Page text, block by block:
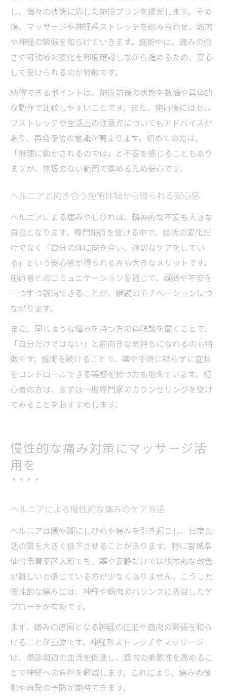
し、個々の状態に応じた施術プランを提案します。その
後、マッサージや神経系ストレッチを組み合わせ、筋肉
や神経の緊張を和らげていきます。施術中は、痛みの強
さや可動域の変化を都度確認しながら進めるため、安心
して受けられるのが特徴です。
納得できるポイントは、施術前後の状態を数値や具体的
な動作で比較しやすいことです。また、施術後にはセル
フストレッチや生活上の注意点についてもアドバイスが
あり、再発予防の意識が高まります。初めての方は、
「無理に動かされるのでは」と不安を感じることもあり
ますが、無理のない範囲で進めるため安心です。
ヘルニアと向き合う施術体験から得られる安心感
ヘルニアによる痛みやしびれは、精神的な不安も大きな
負担となります。専門施術を受ける中で、症状の変化だ
けでなく「自分の体に向き合い、適切なケアをしてい
る」という安心感が得られる点も大きなメリットです。
施術者とのコミュニケーションを通じて、疑問や不安を
一つずつ解消できることが、継続のモチベーションにつ
ながります。
また、同じような悩みを持つ方の体験談を聞くことで、
「自分だけではない」と前向きな気持ちになれるのも特
徴です。施術を続けることで、薬や手術に頼らずに症状
をコントロールできる実感を持つ方も増えています。初
心者の方は、まずは一度専門家のカウンセリングを受け
てみることをおすすめします。
慢性的な痛み対策にマッサージ活
用を
ヘルニアによる慢性的な痛みのケア方法
ヘルニアは腰や脚にしびれや痛みを引き起こし、日常生
活の質を大きく低下させることがあります。特に宮城県
仙台市青葉区大町でも、薬や安静だけでは根本的な改善
が難しいと感じている方が少なくありません。こうした
慢性的な痛みには、神経や筋肉のバランスに着目したア
プローチが有効です。
まず、痛みの原因となる神経の圧迫や筋肉の緊張を和ら
げることが重要です。神経系ストレッチやマッサージ
は、患部周辺の血流を促進し、筋肉の柔軟性を高めるこ
とで神経への負担を軽減します。これにより、痛みの緩
和や再発の予防が期待できます。